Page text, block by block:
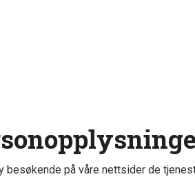
på våre nettsider de